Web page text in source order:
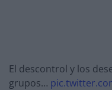
El descontrol y los
grupos…